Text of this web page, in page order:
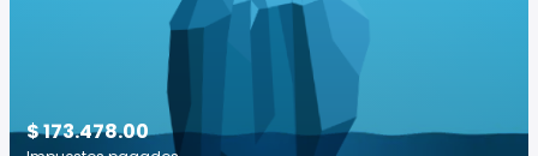
$ 173.478.00